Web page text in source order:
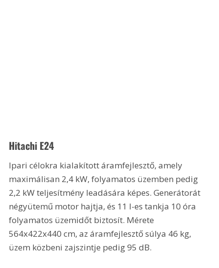
Hitachi E24
Ipari célokra kialakított áramfejlesztő, amely
maximálisan 2,4 kW, folyamatos üzemben pedig
2,2 kW teljesítmény leadására képes. Generátorát
négyütemű motor hajtja, és 11 l-es tankja 10 óra
folyamatos üzemidőt biztosít. Mérete
564x422x440 cm, az áramfejlesztő súlya 46 kg,
üzem közbeni zajszintje pedig 95 dB.